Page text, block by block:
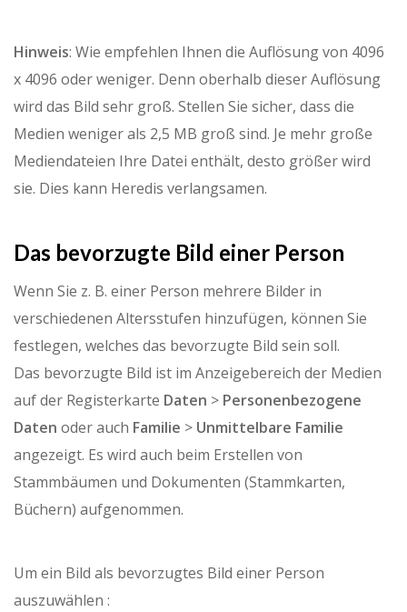
Hinweis: Wie empfehlen Ihnen die Auflösung von 4096
x 4096 oder weniger. Denn oberhalb dieser Auflösung
wird das Bild sehr groß. Stellen Sie sicher, dass die
Medien weniger als 2,5 MB groß sind. Je mehr große
Mediendateien Ihre Datei enthält, desto größer wird
sie. Dies kann Heredis verlangsamen.
Das bevorzugte Bild einer Person
Wenn Sie z. B. einer Person mehrere Bilder in
verschiedenen Altersstufen hinzufügen, können Sie
festlegen, welches das bevorzugte Bild sein soll.
Das bevorzugte Bild ist im Anzeigebereich der Medien
auf der Registerkarte Daten > Personenbezogene
Daten oder auch Familie > Unmittelbare Familie
angezeigt. Es wird auch beim Erstellen von
Stammbäumen und Dokumenten (Stammkarten,
Büchern) aufgenommen.
Um ein Bild als bevorzugtes Bild einer Person
auszuwählen :